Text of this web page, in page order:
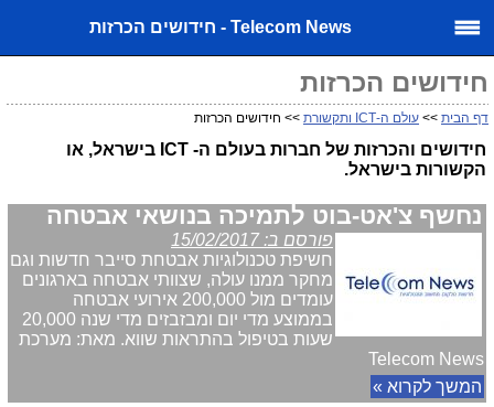
Telecom News - חידושים הכרזות
חידושים הכרזות
דף הבית >> עולם ה-ICT ותקשורת >> חידושים הכרזות
חידושים והכרזות של חברות בעולם ה- ICT בישראל, או
הקשורות בישראל.
נחשף צ'אט-בוט לתמיכה בנושאי אבטחה
פורסם ב: 15/02/2017
חשיפת טכנולוגיות אבטחת סייבר חדשות וגם
מחקר ממנו עולה, שצוותי אבטחה בארגונים
עומדים מול 200,000 אירועי אבטחה
בממוצע מדי יום ומבזבזים מדי שנה 20,000
שעות בטיפול בהתראות שווא. מאת: מערכת
Telecom News
המשך לקרוא »